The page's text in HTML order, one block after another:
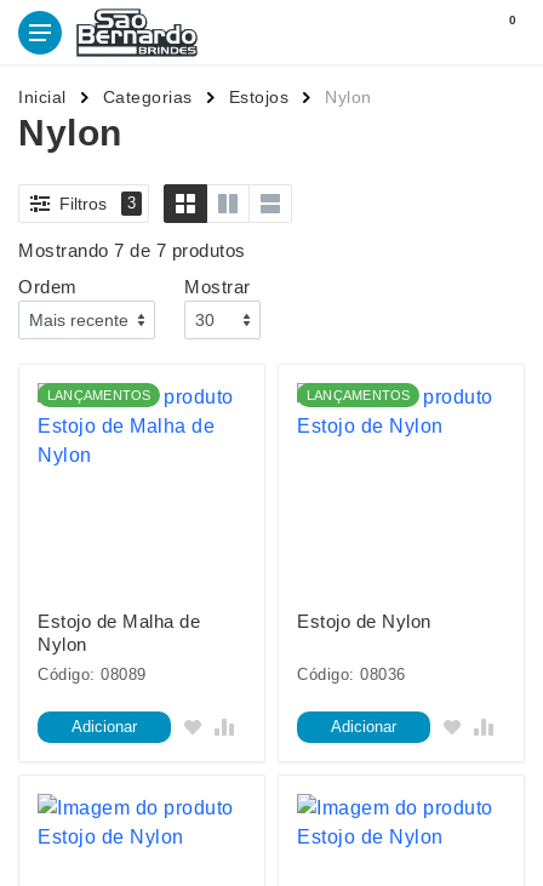
0
Inicial Categorias Estojos Nylon
Nylon
Filtros 3
Mostrando 7 de 7 produtos
Ordem
Mostrar
LANÇAMENTOS
Estojo de Malha de
Nylon
Código: 08089
Adicionar
LANÇAMENTOS
Estojo de Nylon
Código: 08036
Adicionar